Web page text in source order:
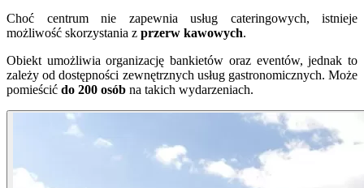
Choć centrum nie zapewnia usług cateringowych, istnieje
możliwość skorzystania z przerw kawowych.
Obiekt umożliwia organizację bankietów oraz eventów, jednak to
zależy od dostępności zewnętrznych usług gastronomicznych. Może
pomieścić do 200 osób na takich wydarzeniach.